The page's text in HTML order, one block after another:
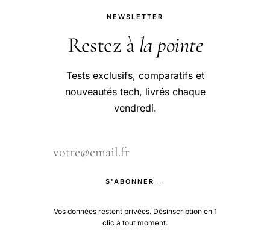
NEWSLETTER
Restez à la pointe
Tests exclusifs, comparatifs et
nouveautés tech, livrés chaque
vendredi.
S'ABONNER →
Vos données restent privées. Désinscription en 1
clic à tout moment.